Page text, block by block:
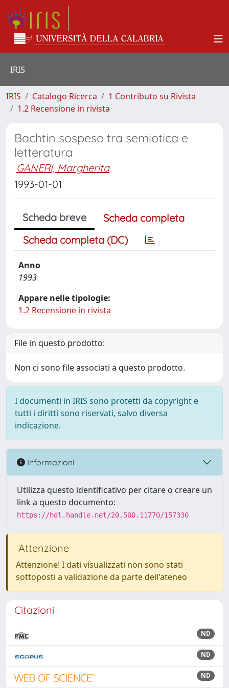
IRIS
IRIS Catalogo Ricerca
1 Contributo su Rivista
1.2 Recensione in rivista
Bachtin sospeso tra semiotica e
letteratura
GANERI, Margherita
1993-01-01
Scheda breve
Scheda completa
Scheda completa (DC)
Anno
1993
Appare nelle tipologie:
1.2 Recensione in rivista
File in questo prodotto:
Non ci sono file associati a questo prodotto.
I documenti in IRIS sono protetti da copyright e
tutti i diritti sono riservati, salvo diversa
indicazione.
Informazioni
Utilizza questo identificativo per citare o creare un
link a questo documento:
https://hdl.handle.net/20.500.11770/157330
Attenzione
Attenzione! I dati visualizzati non sono stati
sottoposti a validazione da parte dell'ateneo
Citazioni
ND
ND
ND